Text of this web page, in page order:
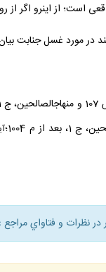
از م 1004؛
در نظرات و فتاواي